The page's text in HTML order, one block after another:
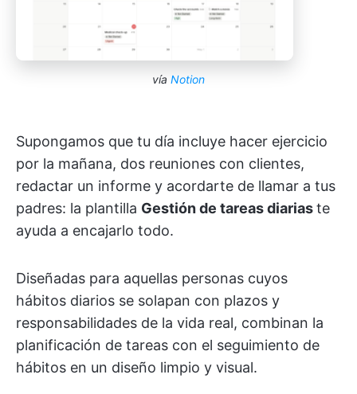
vía Notion
Supongamos que tu día incluye hacer ejercicio
por la mañana, dos reuniones con clientes,
redactar un informe y acordarte de llamar a tus
padres: la plantilla Gestión de tareas diariaste
ayuda a encajarlo todo.
Diseñadas para aquellas personas cuyos
hábitos diarios se solapan con plazos y
responsabilidades de la vida real, combinan la
planificación de tareas con el seguimiento de
hábitos en un diseño limpio y visual.